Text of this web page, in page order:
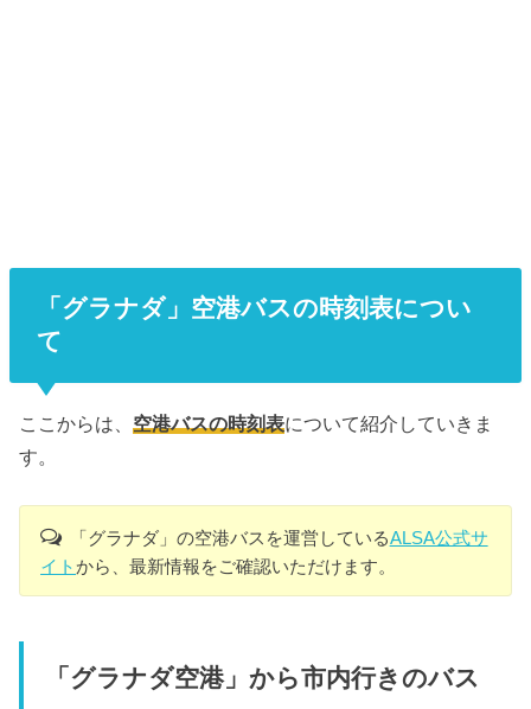
「グラナダ」空港バスの時刻表につい
て
ここからは、空港バスの時刻表について紹介していきま
す。
「グラナダ」の空港バスを運営しているALSA公式サ
イトから、最新情報をご確認いただけます。
「グラナダ空港」から市内行きのバス